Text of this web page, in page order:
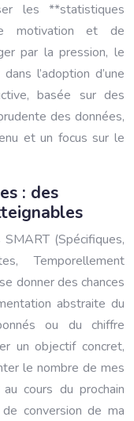
les **statistiques
motivation et de
par la pression, le
l’adoption d’une
basée sur des
des données,
et un focus sur le
: des
(Spécifiques,
Temporellement
donner des chances
abstraite du
ou du chiffre
un objectif concret,
le nombre de mes
cours du prochain
conversion de ma